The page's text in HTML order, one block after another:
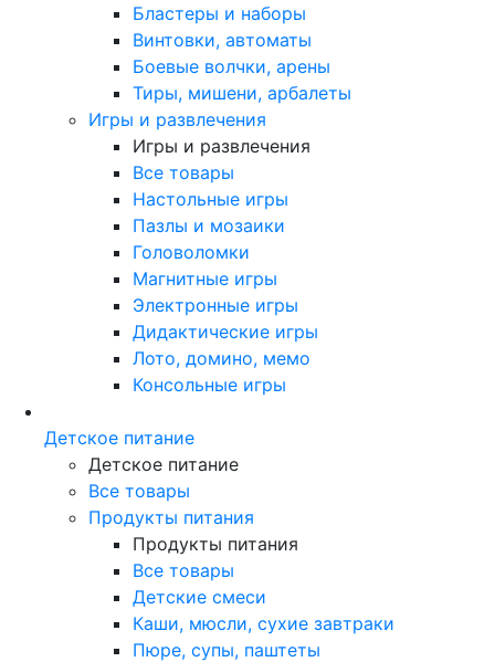
Бластеры и наборы
Винтовки, автоматы
Боевые волчки, арены
Тиры, мишени, арбалеты
Игры и развлечения
Игры и развлечения
Все товары
Настольные игры
Пазлы и мозаики
Головоломки
Магнитные игры
Электронные игры
Дидактические игры
Лото, домино, мемо
Консольные игры
Детское питание
Детское питание
Все товары
Продукты питания
Продукты питания
Все товары
Детские смеси
Каши, мюсли, сухие завтраки
Пюре, супы, паштеты